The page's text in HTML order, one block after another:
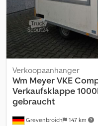
tot 12.30 uur en 14.00 tot
Afbeeldingen en
auteursrechtelijk en
AK45S7135
Grevenbroich 147 km
Verkoopaanhanger
Wm MeyerVKE
Verkaufsklappe
gebraucht